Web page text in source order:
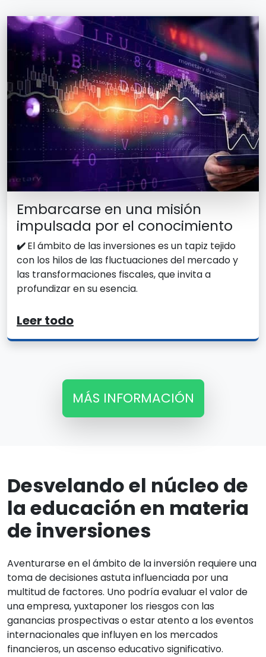
Embarcarse en una misión
impulsada por el conocimiento
✔️El ámbito de las inversiones es un tapiz tejido
con los hilos de las fluctuaciones del mercado y
las transformaciones fiscales, que invita a
profundizar en su esencia.
Leer todo
MÁS INFORMACIÓN
Desvelando el núcleo de
la educación en materia
de inversiones
Aventurarse en el ámbito de la inversión requiere una
toma de decisiones astuta influenciada por una
multitud de factores. Uno podría evaluar el valor de
una empresa, yuxtaponer los riesgos con las
ganancias prospectivas o estar atento a los eventos
internacionales que influyen en los mercados
financieros, un ascenso educativo significativo.